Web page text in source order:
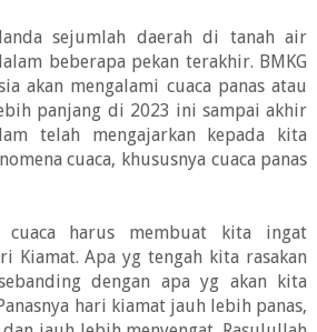
sejumlah daerah di tanah air
beberapa pekan terakhir. BMKG
akan mengalami cuaca panas atau
panjang di 2023 ini sampai akhir
telah mengajarkan kepada kita
cuaca, khususnya cuaca panas
cuaca harus membuat kita ingat
Kiamat. Apa yg tengah kita rasakan
dengan apa yg akan kita
hari kiamat jauh lebih panas,